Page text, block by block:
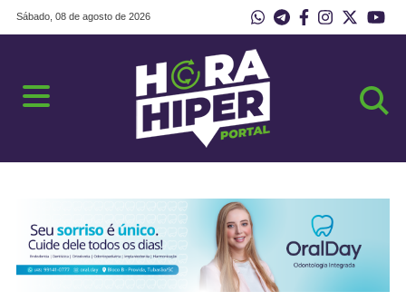
Sábado, 08 de agosto de 2026